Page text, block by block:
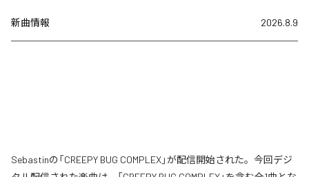
新曲情報 2026.8.9
Sebastinの「CREEPY BUG COMPLEX」が配信開始された。今回デジ